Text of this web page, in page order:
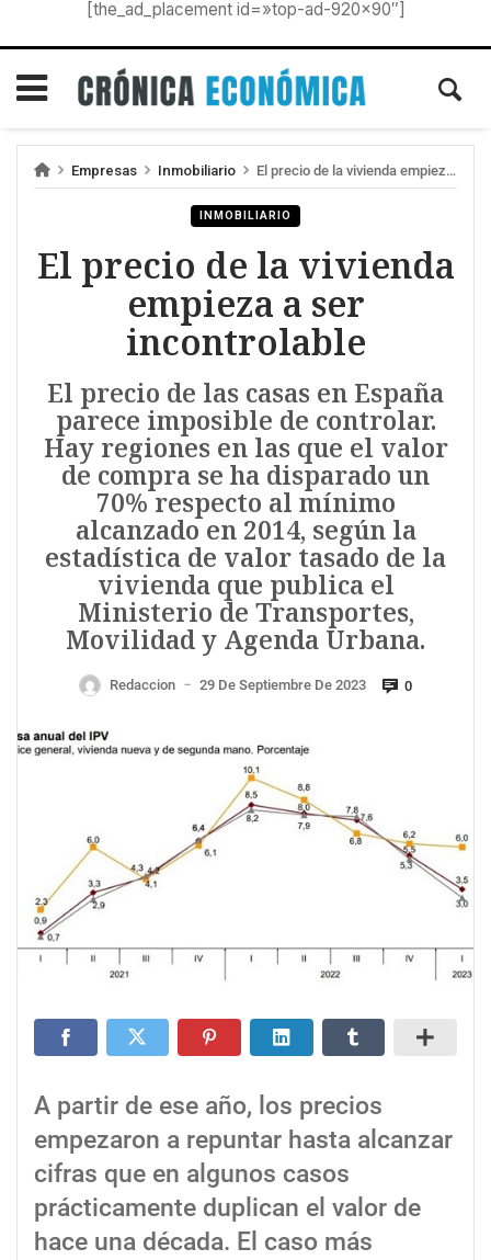
[the_ad_placement id=»top-ad-920×90″]
Empresas Inmobiliario El precio de la vivienda empieza a ser incontrolable
INMOBILIARIO
El precio de la vivienda
empieza a ser
incontrolable
El precio de las casas en España
parece imposible de controlar.
Hay regiones en las que el valor
de compra se ha disparado un
70% respecto al mínimo
alcanzado en 2014, según la
estadística de valor tasado de la
vivienda que publica el
Ministerio de Transportes,
Movilidad y Agenda Urbana.
Redaccion — 29 De Septiembre De 2023 0
A partir de ese año, los precios
empezaron a repuntar hasta alcanzar
cifras que en algunos casos
prácticamente duplican el valor de
hace una década. El caso más